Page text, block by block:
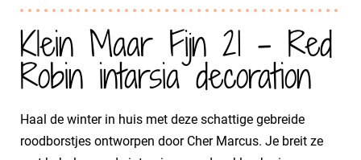
Klein Maar Fijn 21 - Red
Robin intarsia decoration
Haal de winter in huis met deze schattige gebreide
roodborstjes ontworpen door Cher Marcus. Je breit ze